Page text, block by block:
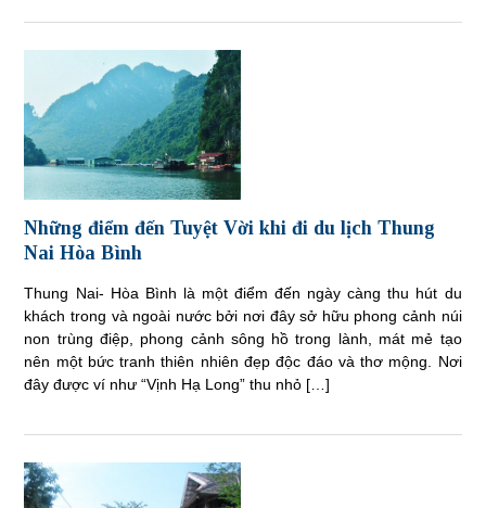
Những điểm đến Tuyệt Vời khi đi du lịch Thung
Nai Hòa Bình
Thung Nai- Hòa Bình là một điểm đến ngày càng thu hút du
khách trong và ngoài nước bởi nơi đây sở hữu phong cảnh núi
non trùng điệp, phong cảnh sông hồ trong lành, mát mẻ tạo
nên một bức tranh thiên nhiên đẹp độc đáo và thơ mộng. Nơi
đây được ví như “Vịnh Hạ Long” thu nhỏ […]